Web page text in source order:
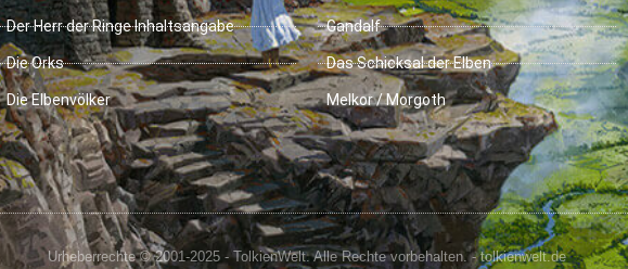
Der Herr der Ringe Inhaltsangabe
Die Orks
Die Elbenvölker
Gandalf
Das Schicksal der Elben
Melkor / Morgoth
Urheberrechte © 2001-2025 - TolkienWelt. Alle Rechte vorbehalten. - tolkienwelt.de